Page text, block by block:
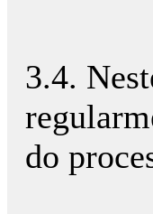
3.4.
do